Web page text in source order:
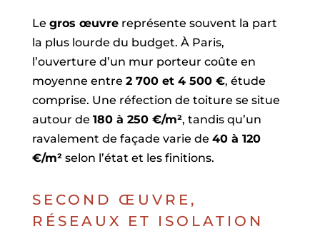
Le gros œuvrereprésente souvent la part
la plus lourde du budget. À Paris,
l’ouverture d’un mur porteur coûte en
moyenne entre 2 700 et 4 500 €, étude
comprise. Une réfection de toiture se situe
autour de 180 à 250 €/m², tandis qu’un
ravalement de façade varie de 40 à 120
€/m²selon l’état et les finitions.
SECOND ŒUVRE,
RÉSEAUX ET ISOLATION